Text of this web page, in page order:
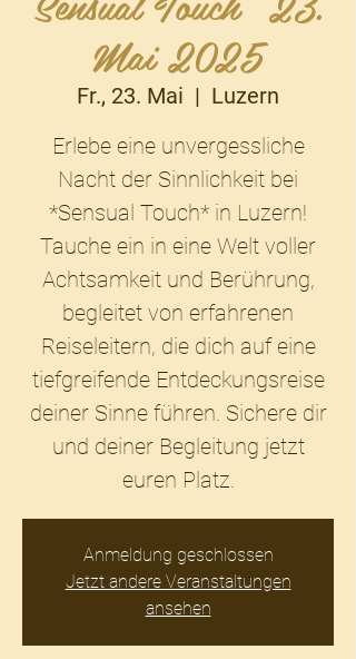
Mai 2025
Fr., 23. Mai
  |
Luzern
Erlebe eine unvergessliche
Nacht der Sinnlichkeit bei
*Sensual Touch* in Luzern!
Tauche ein in eine Welt voller
Achtsamkeit und Berührung,
begleitet von erfahrenen
Reiseleitern, die dich auf eine
tiefgreifende Entdeckungsreise
deiner Sinne führen. Sichere dir
und deiner Begleitung jetzt
euren Platz.
Anmeldung geschlossen
Jetzt andere Veranstaltungen
ansehen